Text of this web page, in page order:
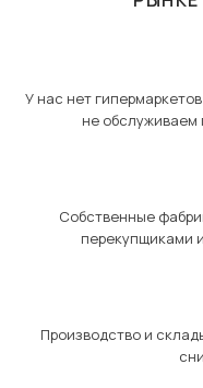
У нас нет
не обслуживаем
Собственные
перекупщиками
Производство и